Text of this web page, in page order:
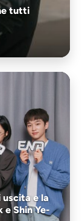
tutti
uscita e la
Shin Ye-